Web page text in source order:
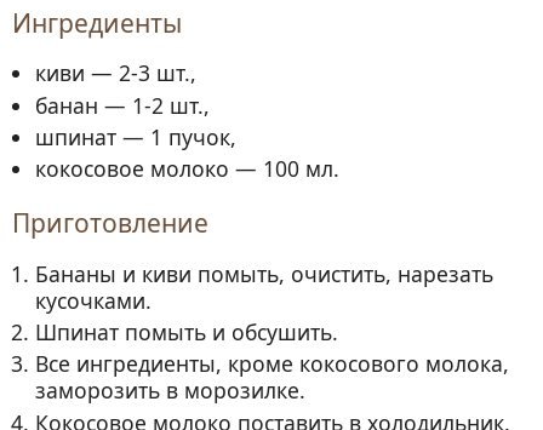
Ингредиенты
киви — 2-3 шт.,
банан — 1-2 шт.,
шпинат — 1 пучок,
кокосовое молоко — 100 мл.
Приготовление
Бананы и киви помыть, очистить, нарезать
кусочками.
Шпинат помыть и обсушить.
Все ингредиенты, кроме кокосового молока,
заморозить в морозилке.
Кокосовое молоко поставить в холодильник.